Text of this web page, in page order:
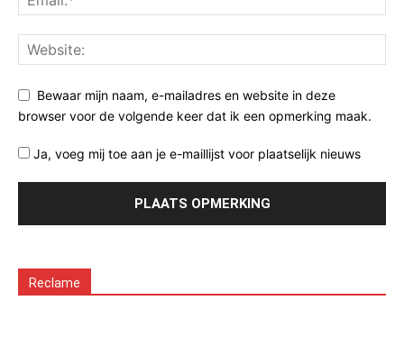
Bewaar mijn naam, e-mailadres en website in deze
browser voor de volgende keer dat ik een opmerking maak.
Ja, voeg mij toe aan je e-maillijst voor plaatselijk nieuws
Reclame